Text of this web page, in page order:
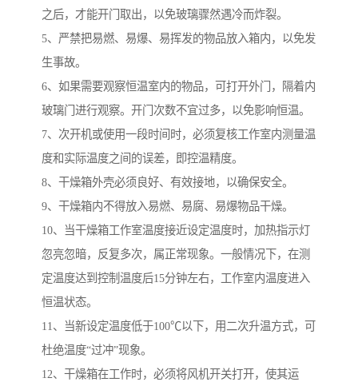
之后，才能开门取出，以免玻璃骤然遇冷而炸裂。
5、严禁把易燃、易爆、易挥发的物品放入箱内，以免发
生事故。
6、如果需要观察恒温室内的物品，可打开外门，隔着内
玻璃门进行观察。开门次数不宜过多，以免影响恒温。
7、次开机或使用一段时间时，必须复核工作室内测量温
度和实际温度之间的误差，即控温精度。
8、干燥箱外壳必须良好、有效接地，以确保安全。
9、干燥箱内不得放入易燃、易腐、易爆物品干燥。
10、当干燥箱工作室温度接近设定温度时，加热指示灯
忽亮忽暗，反复多次，属正常现象。一般情况下，在测
定温度达到控制温度后15分钟左右，工作室内温度进入
恒温状态。
11、当新设定温度低于100℃以下，用二次升温方式，可
杜绝温度“过冲”现象。
12、干燥箱在工作时，必须将风机开关打开，使其运